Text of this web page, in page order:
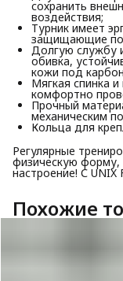
сохранить
воздействия;
Турник имеет
защищающие
Долгую службу
обивка,
кожи под
Мягкая спинка
комфортно
Прочный
механическим
Кольца для
Регулярные
физическую форму,
настроение! С UNIX
Похожие